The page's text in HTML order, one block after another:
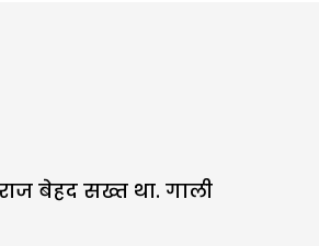
बेहद सख्त था. गाली